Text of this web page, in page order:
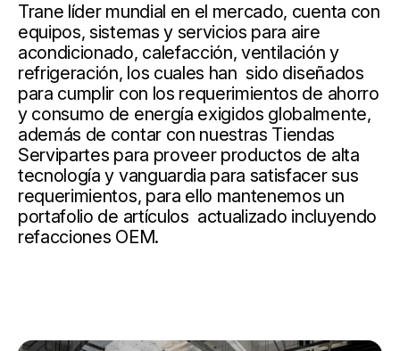
Trane líder mundial en el mercado, cuenta con
equipos, sistemas y servicios para aire
acondicionado, calefacción, ventilación y
refrigeración, los cuales han sido diseñados
para cumplir con los requerimientos de ahorro
y consumo de energía exigidos globalmente,
además de contar con nuestras Tiendas
Servipartes para proveer productos de alta
tecnología y vanguardia para satisfacer sus
requerimientos, para ello mantenemos un
portafolio de artículos actualizado incluyendo
refacciones OEM.